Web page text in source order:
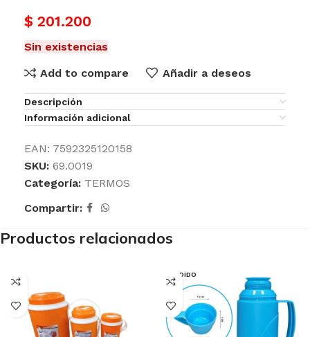
$ 201.200
Sin existencias
Add to compare
Añadir a deseos
Descripción
Información adicional
EAN: 7592325120158
SKU: 69.0019
Categoría: TERMOS
Compartir:
Productos relacionados
VENDIDO